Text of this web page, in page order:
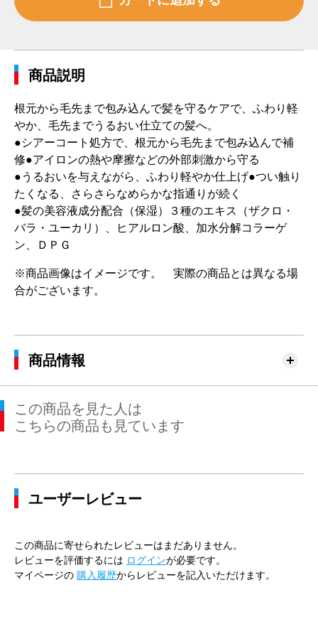
商品説明
根元から毛先まで包み込んで髪を守るケアで、ふわり軽
やか、毛先までうるおい仕立ての髪へ。
●シアーコート処方で、根元から毛先まで包み込んで補
修●アイロンの熱や摩擦などの外部刺激から守る
●うるおいを与えながら、ふわり軽やか仕上げ●つい触り
たくなる、さらさらなめらかな指通りが続く
●髪の美容液成分配合（保湿）３種のエキス（ザクロ・
バラ・ユーカリ）、ヒアルロン酸、加水分解コラーゲ
ン、ＤＰＧ
※商品画像はイメージです。 実際の商品とは異なる場
合がございます。
商品情報
この商品を見た人は
こちらの商品も見ています
ユーザーレビュー
この商品に寄せられたレビューはまだありません。
レビューを評価するには ログインが必要です。
マイページの 購入履歴からレビューを記入いただけます。